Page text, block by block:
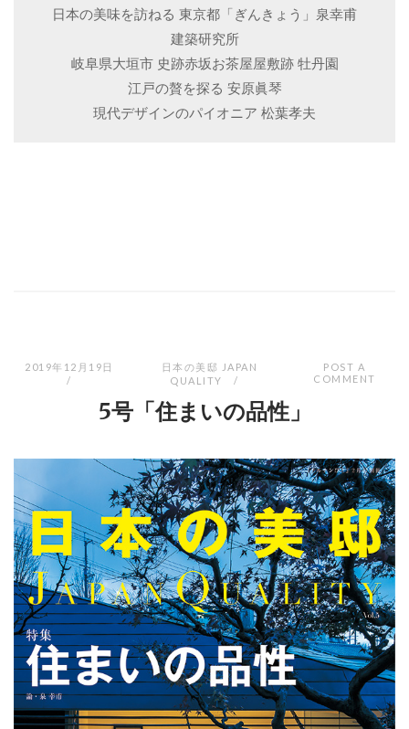
日本の美味を訪ねる 東京都「ぎんきょう」泉幸甫
建築研究所
岐阜県大垣市 史跡赤坂お茶屋屋敷跡 牡丹園
江戸の贅を探る 安原眞琴
現代デザインのパイオニア 松葉孝夫
2019年12月19日
日本の美邸 JAPAN
QUALITY
POST A
COMMENT
5号「住まいの品性」